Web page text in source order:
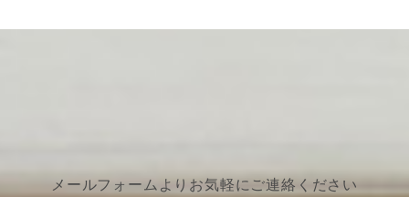
メールフォームよりお気軽にご連絡ください